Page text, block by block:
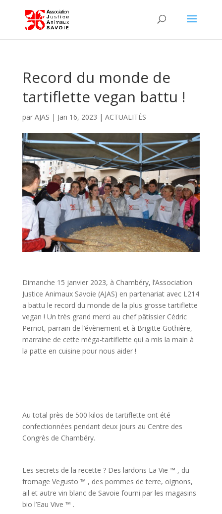
Record du monde de
tartiflette vegan battu !
par AJAS | Jan 16, 2023 | ACTUALITÉS
Dimanche 15 janvier 2023, à Chambéry, l’Association
Justice Animaux Savoie (AJAS) en partenariat avec L214
a battu le record du monde de la plus grosse tartiflette
vegan ! Un très grand merci au chef pâtissier Cédric
Pernot, parrain de l’évènement et à Brigitte Gothière,
marraine de cette méga-tartiflette qui a mis la main à
la patte en cuisine pour nous aider !
Au total près de 500 kilos de tartiflette ont été
confectionnées pendant deux jours au Centre des
Congrès de Chambéry.
Les secrets de la recette ? Des lardons La Vie ™ , du
fromage Vegusto ™ , des pommes de terre, oignons,
ail et autre vin blanc de Savoie fourni par les magasins
bio l’Eau Vive ™ .